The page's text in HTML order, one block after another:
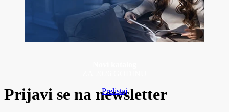
Prelistaj
Prijavi se na newsletter